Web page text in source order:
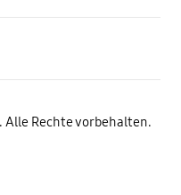
Alle Rechte vorbehalten.